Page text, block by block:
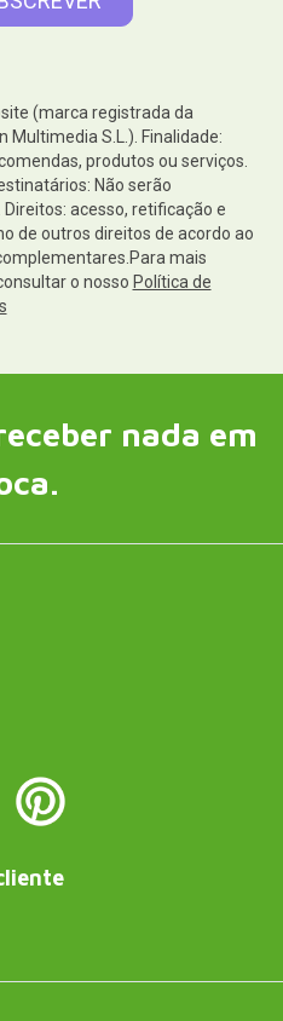
(marca registrada da
Multimedia S.L.). Finalidade:
produtos ou serviços.
Não serão
acesso, retificação e
de outros direitos de acordo ao
mais
o nosso Política de
nada em